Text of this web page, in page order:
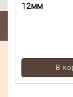
12мм
В